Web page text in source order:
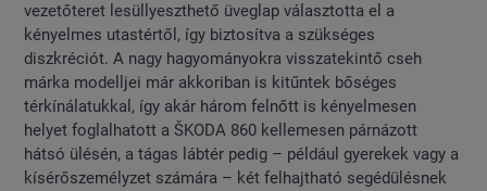
vezetőteret lesüllyeszthető üveglap választotta el a
kényelmes utastértől, így biztosítva a szükséges
diszkréciót. A nagy hagyományokra visszatekintő cseh
márka modelljei már akkoriban is kitűntek bőséges
térkínálatukkal, így akár három felnőtt is kényelmesen
helyet foglalhatott a ŠKODA 860 kellemesen párnázott
hátsó ülésén, a tágas lábtér pedig – például gyerekek vagy a
kísérőszemélyzet számára – két felhajtható segédülésnek